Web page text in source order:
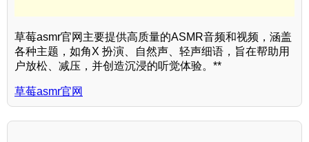
草莓asmr官网主要提供高质量的ASMR音频和视频，涵盖
各种主题，如角X 扮演、自然声、轻声细语，旨在帮助用
户放松、减压，并创造沉浸的听觉体验。**
草莓asmr官网